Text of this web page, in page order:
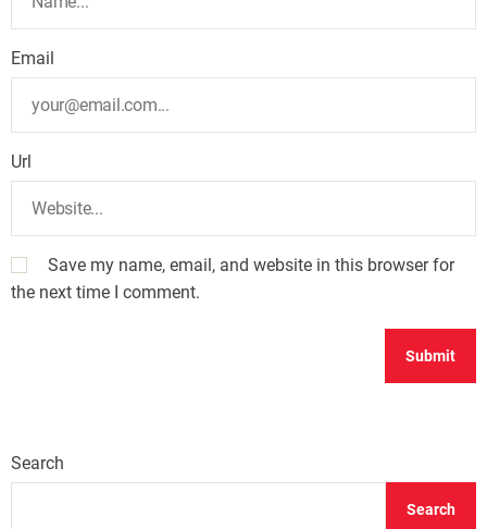
Email
Url
Save my name, email, and website in this browser for
the next time I comment.
Search
Search